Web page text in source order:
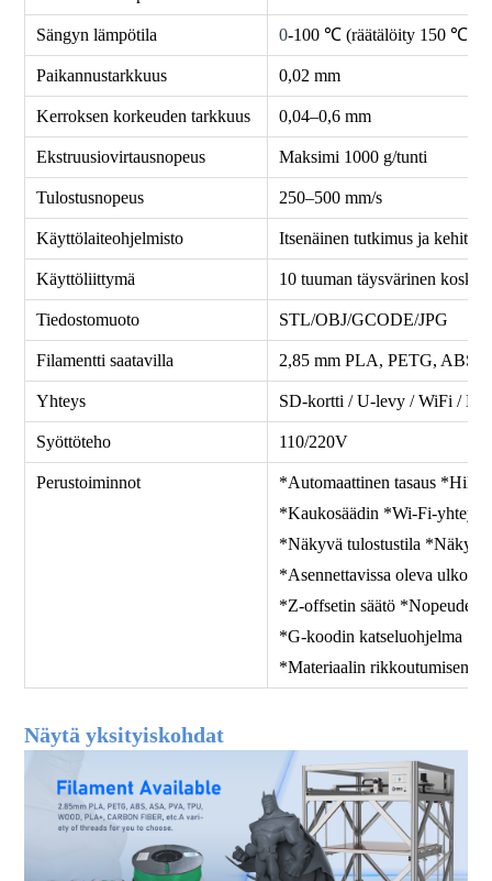
Sängyn lämpötila 0-100 ℃ (räätälöity 150 ℃)
Paikannustarkkuus 0,02 mm
Kerroksen korkeuden tarkkuus 0,04–0,6 mm
Ekstruusiovirtausnopeus Maksimi 1000 g/tunti
Tulostusnopeus 250–500 mm/s
Käyttölaiteohjelmisto Itsenäinen tutkimus ja kehitys
Käyttöliittymä 10 tuuman täysvärinen
Tiedostomuoto STL/OBJ/GCODE/JPG
Filamentti saatavilla 2,85 mm PLA, PETG,
Yhteys SD-kortti / U-levy / WiFi /
Syöttöteho 110/220V
Perustoiminnot
*Automaattinen tasaus
*Kaukosäädin *Wi-Fi-yhteys
*Näkyvä tulostustila
*Asennettavissa oleva
*Z-offsetin säätö *Nopeuden,
*G-koodin katseluohjelma
*Materiaalin rikkoutumisen
Näytä yksityiskohdat